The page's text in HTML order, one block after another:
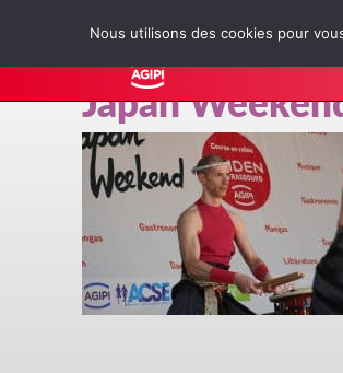
Japan
Nous utilisons des cookies pour